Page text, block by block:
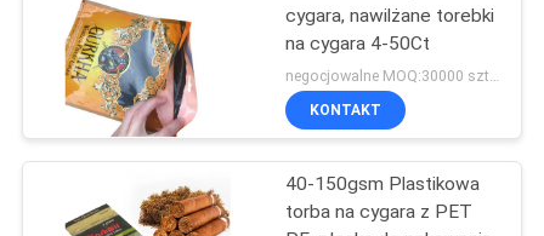
PRIVACY
POLICY
Biodegradowalna
torba do pakowania
44
cygara, nawilżane torebki
na cygara 4-50Ct
negocjowalne MOQ:30000 sztuk
KONTAKT
40-150gsm Plastikowa
torba na cygara z PET